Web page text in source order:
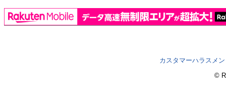
カスタマーハラスメ
©